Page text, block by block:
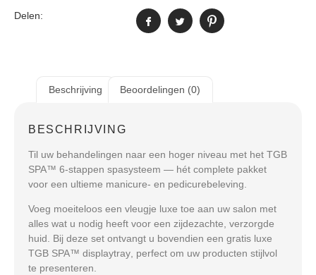
Delen:
Beschrijving Beoordelingen (0)
BESCHRIJVING
Til uw behandelingen naar een hoger niveau met het TGB
SPA™ 6-stappen spasysteem — hét complete pakket
voor een ultieme manicure- en pedicurebeleving.
Voeg moeiteloos een vleugje luxe toe aan uw salon met
alles wat u nodig heeft voor een zijdezachte, verzorgde
huid. Bij deze set ontvangt u bovendien een gratis luxe
TGB SPA™ displaytray, perfect om uw producten stijlvol
te presenteren.